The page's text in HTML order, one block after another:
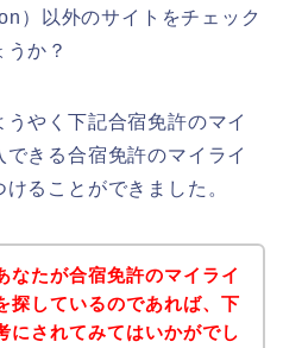
）以外のサイトをチェック
か？
やく下記合宿免許のマイ
きる合宿免許のマイライ
ることができました。
なたが合宿免許のマイライ
探しているのであれば、下
にされてみてはいかがでし